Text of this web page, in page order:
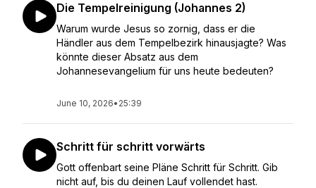
Die Tempelreinigung (Johannes 2)
Warum wurde Jesus so zornig, dass er die
Händler aus dem Tempelbezirk hinausjagte? Was
könnte dieser Absatz aus dem
Johannesevangelium für uns heute bedeuten?
June 10, 2026• 25:39
Schritt für schritt vorwärts
Gott offenbart seine Pläne Schritt für Schritt. Gib
nicht auf, bis du deinen Lauf vollendet hast.